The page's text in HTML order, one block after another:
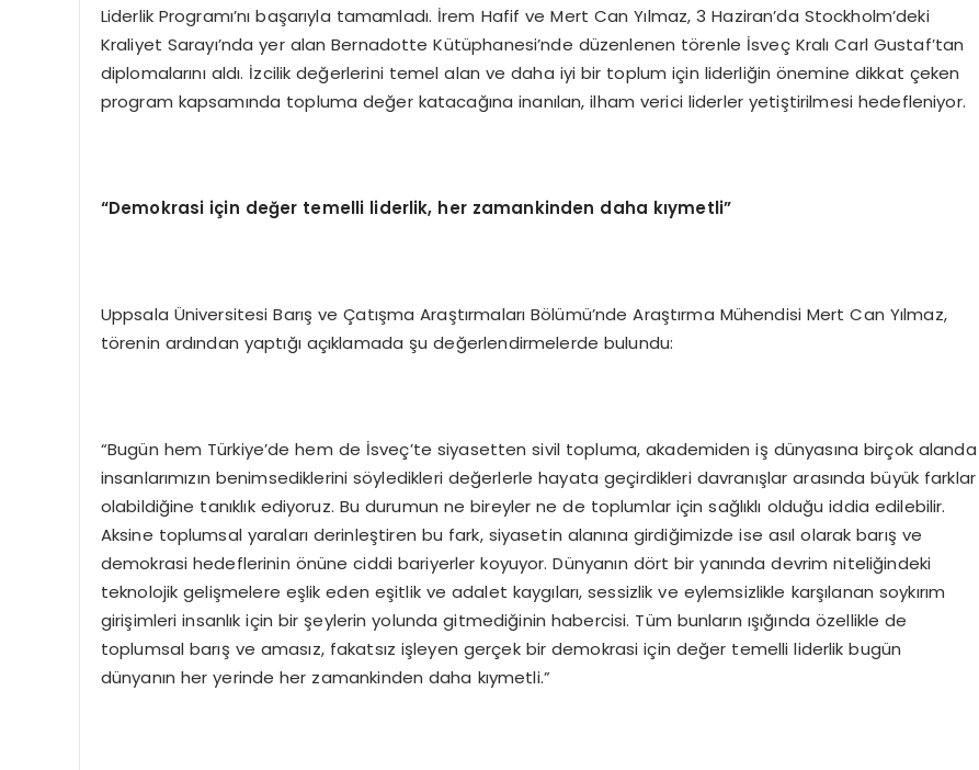
Liderlik Programı’nı başarıyla tamamladı. İrem Hafif ve Mert Can Yılmaz, 3 Haziran’da Stockholm’deki
Kraliyet Sarayı’nda yer alan Bernadotte Kütüphanesi’nde düzenlenen törenle İsveç Kralı Carl Gustaf’tan
diplomalarını aldı. İzcilik değerlerini temel alan ve daha iyi bir toplum için liderliğin önemine dikkat çeken
program kapsamında topluma değer katacağına inanılan, ilham verici liderler yetiştirilmesi hedefleniyor.
“Demokrasi için değer temelli liderlik, her zamankinden daha kıymetli”
Uppsala Üniversitesi Barış ve Çatışma Araştırmaları Bölümü’nde Araştırma Mühendisi Mert Can Yılmaz,
törenin ardından yaptığı açıklamada şu değerlendirmelerde bulundu:
“Bugün hem Türkiye’de hem de İsveç’te siyasetten sivil topluma, akademiden iş dünyasına birçok alanda
insanlarımızın benimsediklerini söyledikleri değerlerle hayata geçirdikleri davranışlar arasında büyük farklar
olabildiğine tanıklık ediyoruz. Bu durumun ne bireyler ne de toplumlar için sağlıklı olduğu iddia edilebilir.
Aksine toplumsal yaraları derinleştiren bu fark, siyasetin alanına girdiğimizde ise asıl olarak barış ve
demokrasi hedeflerinin önüne ciddi bariyerler koyuyor. Dünyanın dört bir yanında devrim niteliğindeki
teknolojik gelişmelere eşlik eden eşitlik ve adalet kaygıları, sessizlik ve eylemsizlikle karşılanan soykırım
girişimleri insanlık için bir şeylerin yolunda gitmediğinin habercisi. Tüm bunların ışığında özellikle de
toplumsal barış ve amasız, fakatsız işleyen gerçek bir demokrasi için değer temelli liderlik bugün
dünyanın her yerinde her zamankinden daha kıymetli.”